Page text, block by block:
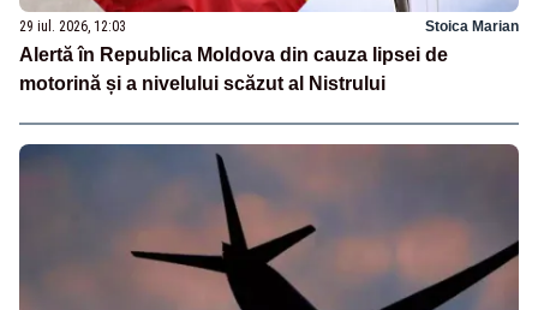
29 iul. 2026, 12:03 Stoica Marian
Alertă în Republica Moldova din cauza lipsei de
motorină și a nivelului scăzut al Nistrului